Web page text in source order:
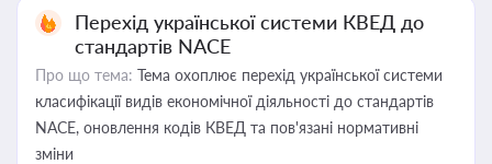
Перехід української системи КВЕД до
стандартів NACE
Про що тема: Тема охоплює перехід української системи
класифікації видів економічної діяльності до стандартів
NACE, оновлення кодів КВЕД та пов'язані нормативні
зміни